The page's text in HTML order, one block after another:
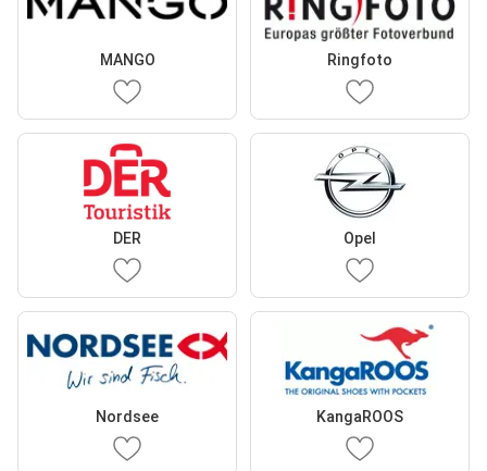
MANGO Ringfoto
DER Opel
Nordsee KangaROOS